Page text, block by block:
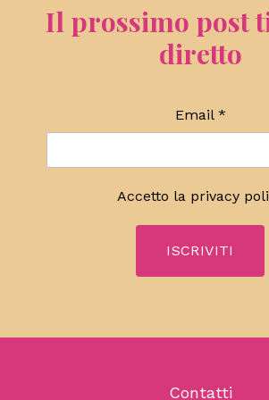
Il prossimo post
diretto
Email *
Accetto la privacy
Contatti